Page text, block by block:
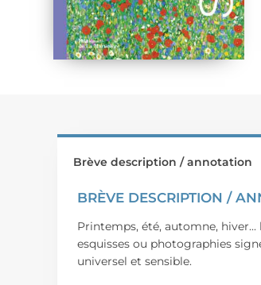
Brève description / annotation
BRÈVE DESCRIPTION /
Printemps, été, automne,
esquisses ou photographies
universel et sensible.